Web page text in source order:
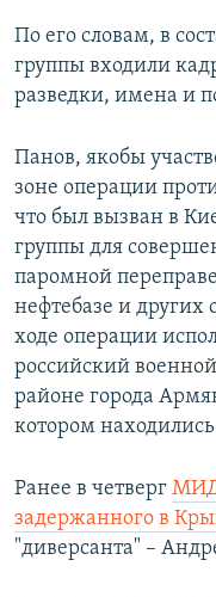
По его словам, в
группы входили
разведки, имена и
Панов, якобы
зоне операции
что был вызван в
группы для
паромной
нефтебазе и других
ходе операции
российский
районе города
котором
Ранее в четверг МИД
задержанного в
"диверсанта" –